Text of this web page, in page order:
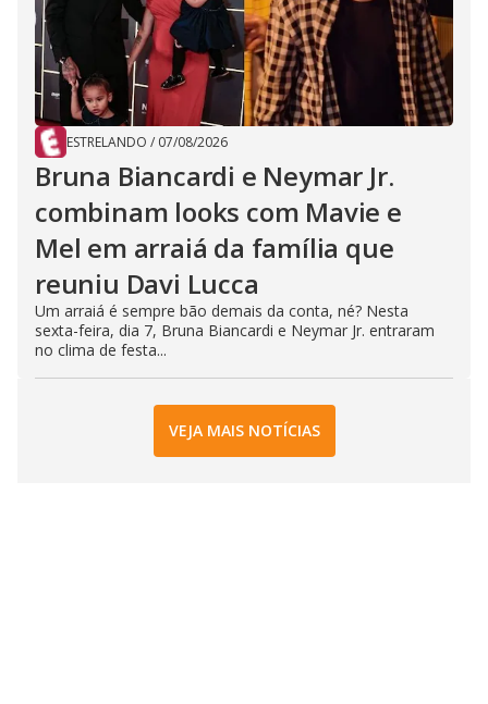
ESTRELANDO / 07/08/2026
Bruna Biancardi e Neymar Jr.
combinam looks com Mavie e
Mel em arraiá da família que
reuniu Davi Lucca
Um arraiá é sempre bão demais da conta, né? Nesta
sexta-feira, dia 7, Bruna Biancardi e Neymar Jr. entraram
no clima de festa...
VEJA MAIS NOTÍCIAS